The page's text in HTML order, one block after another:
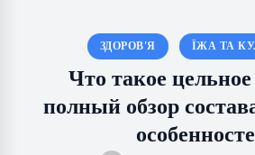
ЗДОРОВ'Я ЇЖА ТА
Что такое
полный обзор